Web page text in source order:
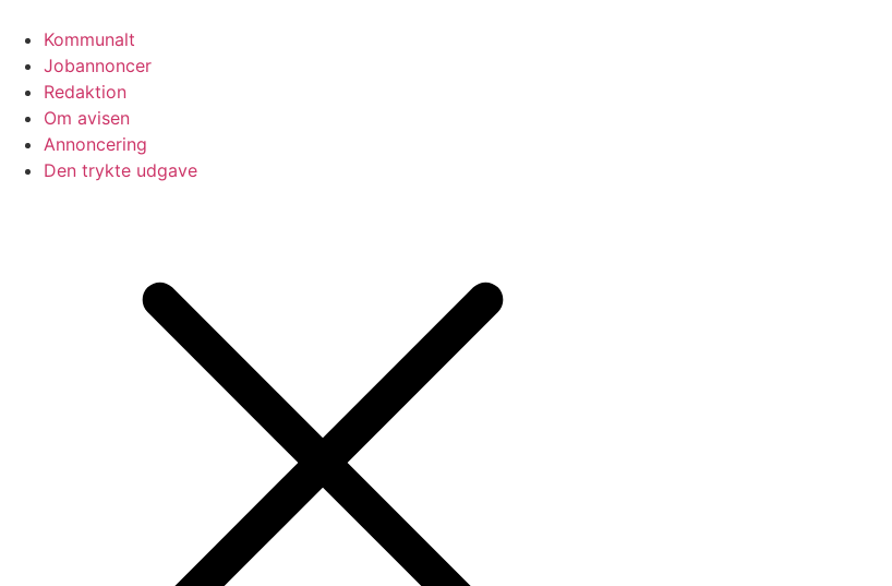
indhold
Kommunalt
Jobannoncer
Redaktion
Om avisen
Annoncering
Den trykte udgave